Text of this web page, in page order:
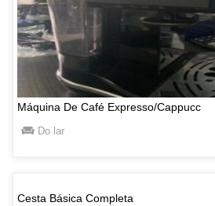
Máquina De Café Expresso/Cappucc
Do lar
Cesta Básica Completa